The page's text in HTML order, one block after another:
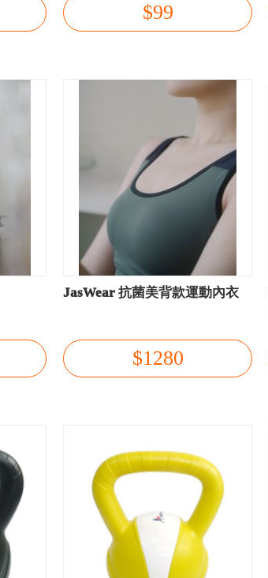
$99
JasWear 抗菌美背款運動內衣
$1280